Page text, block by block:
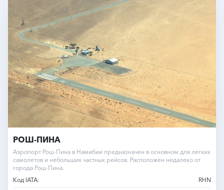
РОШ-ПИНА
Аэропорт Рош-Пина в Намибии предназначен в основном для легких
самолетов и небольших частных рейсов. Расположен недалеко от
города Рош-Пина.
Код IATA:
RHN